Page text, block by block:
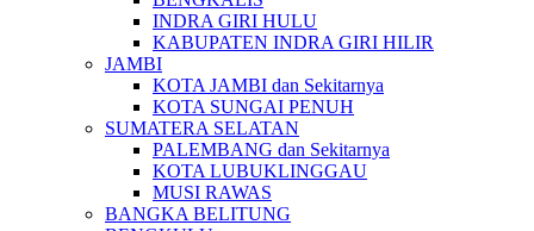
INDRA GIRI HULU
KABUPATEN INDRA GIRI HILIR
JAMBI
KOTA JAMBI dan Sekitarnya
KOTA SUNGAI PENUH
SUMATERA SELATAN
PALEMBANG dan Sekitarnya
KOTA LUBUKLINGGAU
MUSI RAWAS
BANGKA BELITUNG